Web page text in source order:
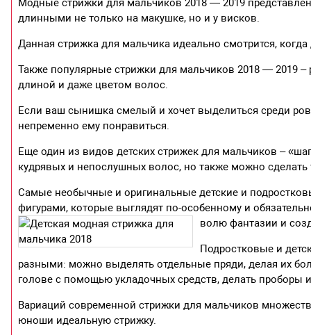
Модные стрижки для мальчиков 2018 — 2019
длинными не только на макушке, но и у висков.
Данная стрижка для мальчика идеально смотрится,
Также популярные стрижки для мальчиков 2018 — 2019 –
длиной и даже цветом волос.
Если ваш сынишка смелый и хочет выделиться среди
непременно ему понравиться.
Еще один из видов детских стрижек для мальчиков –
кудрявых и непослушных волос, но также можно
Самые необычные и оригинальные детские и
фигурами, которые выглядят по-особенному и
волю фантазии и
Подростковые и
разными: можно выделять отдельные пряди, делая их
голове с помощью укладочных средств, делать проборы
Вариаций современной стрижки для мальчиков
юноши идеальную стрижку.